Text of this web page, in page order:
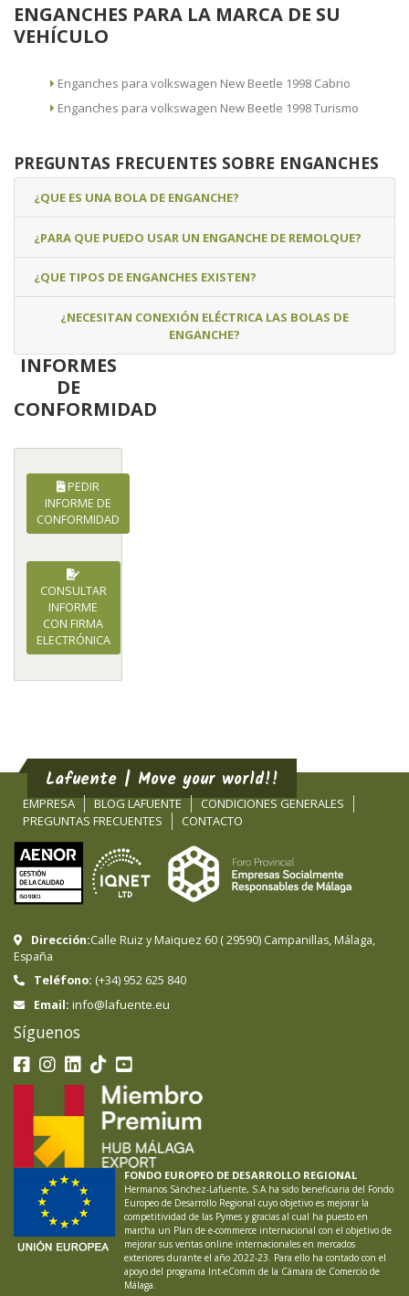
ENGANCHES PARA LA MARCA DE SU
VEHÍCULO
Enganches para volkswagen New Beetle 1998 Cabrio
Enganches para volkswagen New Beetle 1998 Turismo
PREGUNTAS FRECUENTES SOBRE ENGANCHES
¿QUE ES UNA BOLA DE ENGANCHE?
¿PARA QUE PUEDO USAR UN ENGANCHE DE REMOLQUE?
¿QUE TIPOS DE ENGANCHES EXISTEN?
¿NECESITAN CONEXIÓN ELÉCTRICA LAS BOLAS DE
ENGANCHE?
INFORMES
DE
CONFORMIDAD
PEDIR
INFORME DE
CONFORMIDAD
CONSULTAR
INFORME
CON FIRMA
ELECTRÓNICA
Lafuente | Move your world!!
EMPRESA BLOG LAFUENTE
CONDICIONES GENERALES
PREGUNTAS FRECUENTES
CONTACTO
Dirección:Calle Ruiz y Maiquez 60 (29590) Campanillas, Málaga,
España
Teléfono: (+34) 952 625 840
Email: info@lafuente.eu
Síguenos
FONDO EUROPEO DE DESARROLLO REGIONAL
Hermanos Sánchez-Lafuente, S.A ha sido beneficiaria del Fondo
Europeo de Desarrollo Regional cuyo objetivo es mejorar la
competitividad de las Pymes y gracias al cual ha puesto en
marcha un Plan de e-commerce internacional con el objetivo de
mejorar sus ventas online internacionales en mercados
exteriores durante el año 2022-23. Para ello ha contado con el
apoyo del programa Int-eComm de la Cámara de Comercio de
Málaga.